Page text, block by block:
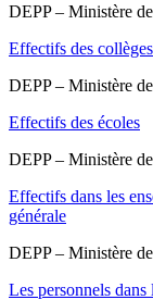
DEPP – Ministère
Effectifs des collèges
DEPP – Ministère
Effectifs des écoles
DEPP – Ministère
Effectifs dans les
générale
DEPP – Ministère
Les personnels dans